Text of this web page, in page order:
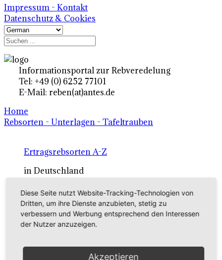
Impressum - Kontakt
Datenschutz & Cookies
Informationsportal zur Rebveredelung
Tel: +49 (0) 6252 77101
E-Mail: reben(at)antes.de
Home
Rebsorten - Unterlagen - Tafeltrauben
Ertragsrebsorten A-Z
in Deutschland
Rebsorten international
externe Links
Tafeltraubensorten
Diese Seite nutzt Website-Tracking-Technologien von
Dritten, um ihre Dienste anzubieten, stetig zu
verbessern und Werbung entsprechend den Interessen
der Nutzer anzuzeigen.
Akzeptieren